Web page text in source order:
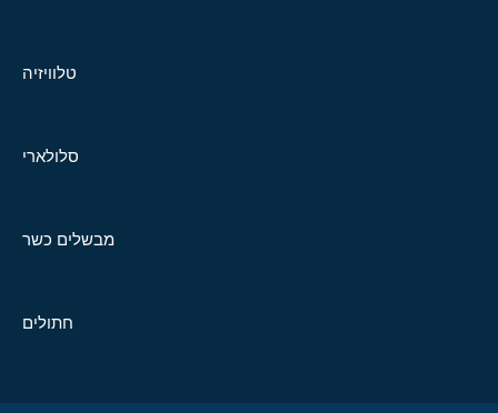
טלוויזיה
סלולארי
מבשלים כשר
חתולים